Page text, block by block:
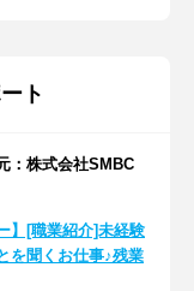
ト
株式会社SMBC
】[職業紹介]未経験
を聞くお仕事♪残業